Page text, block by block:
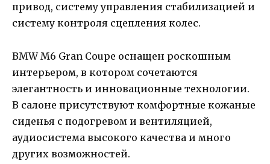
привод, систему управления стабилизацией и
систему контроля сцепления колес.
BMW M6 Gran Coupe оснащен роскошным
интерьером, в котором сочетаются
элегантность и инновационные технологии.
В салоне присутствуют комфортные кожаные
сиденья с подогревом и вентиляцией,
аудиосистема высокого качества и много
других возможностей.